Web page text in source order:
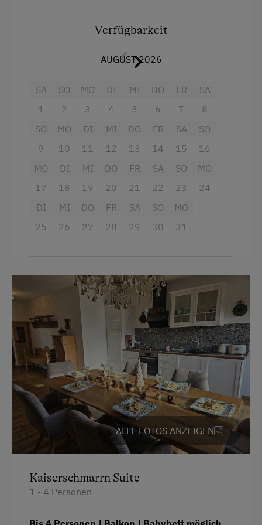
auf höchstem Niveau.
Alle vier Ferienwohnungen im historischen
Lärchenholz-Stallgebäude bieten:
erstklassiger Bettwäsche, Nespresso-
Maschine, Gmundner Keramik-Geschirr und –
auf jedem Balkon – ein Fernrohr
für den Blick in
Ausstattung
Haarföhn
Fernseher
Backofen
Wasserkocher
Toaster
Verbundene Zimmer
Hochgeschwindigkeits-Internetanschluss
Wlan
Küchenausstattung
Verfügbarkeit
AUGUST 2026
SA
1
SO
2
MO
3
DI
4
MI
5
DO
6
FR
7
SA
8
SO
9
MO
10
DI
11
MI
12
DO
13
FR
14
SA
15
SO
16
MO
17
DI
18
MI
19
DO
20
FR
21
SA
22
SO
23
MO
24
DI
25
MI
26
DO
27
FR
28
SA
29
SO
30
MO
31
ALLE FOTOS ANZEIGEN
Kaiserschmarrn Suite
1 - 4 Personen